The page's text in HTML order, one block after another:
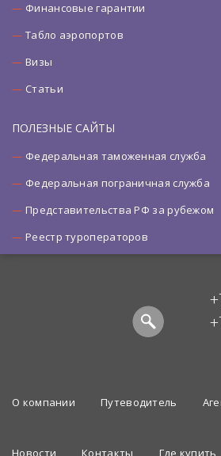
Финансовые гарантии
Табло аэропортов
Визы
Статьи
ПОЛЕЗНЫЕ САЙТЫ
Федеральная таможенная служба
Федеральная пограничная служба
Представительства РФ за рубежом
Реестр туроператоров
О компании Путеводитель
Новости Контакты Где купить